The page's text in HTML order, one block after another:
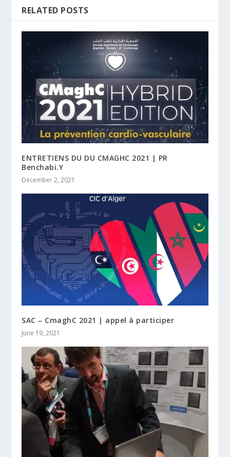
RELATED POSTS
ENTRETIENS DU DU CMAGHC 2021 | PR
Benchabi.Y
December 2, 2021
SAC – CmaghC 2021 | appel à participer
June 19, 2021